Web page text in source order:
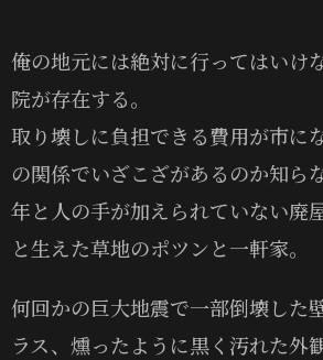
俺の地元には絶対に行ってはいけ
院が存在する。
取り壊しに負担できる費用が市に
の関係でいざこざがあるのか知ら
年と人の手が加えられていない廃
と生えた草地のポツンと一軒家。
何回かの巨大地震で一部倒壊した
ラス、燻ったように黒く汚れた外